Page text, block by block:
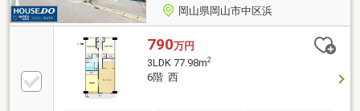
岡山県岡山市中区浜
790万円
3LDK 77.98m2
6階 西